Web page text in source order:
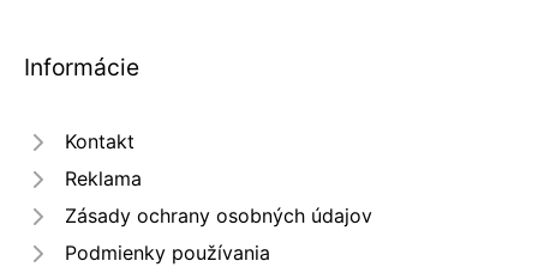
Informácie
Kontakt
Reklama
Zásady ochrany osobných údajov
Podmienky používania